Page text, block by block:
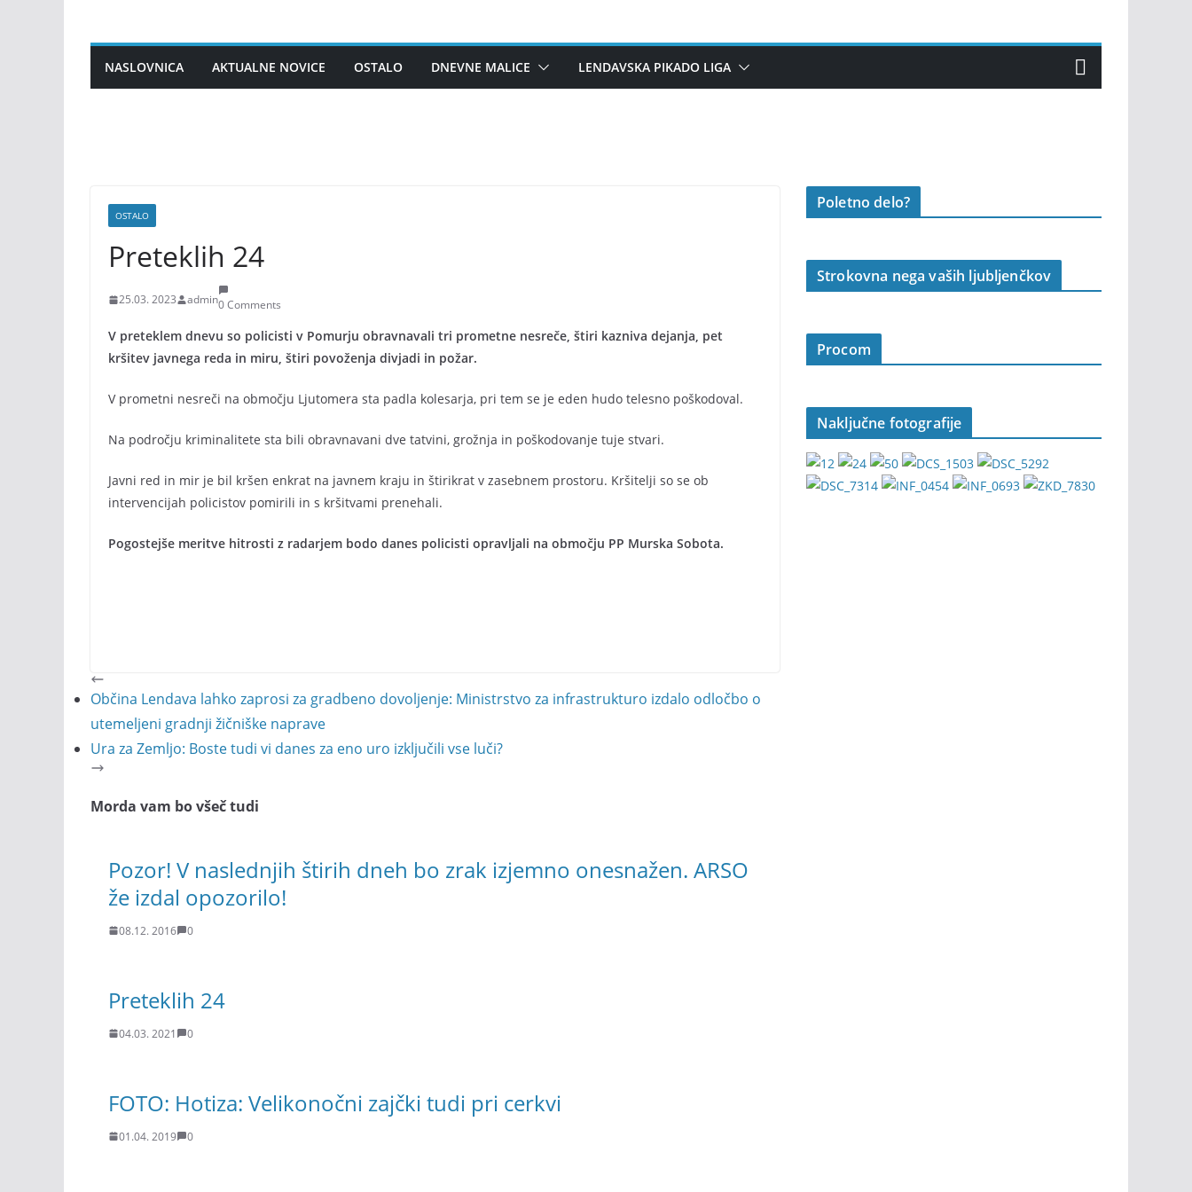
contentNASLOVNICA AKTUALNE NOVICE OSTALO DNEVNE MALICE LENDAVSKA PIKADO LIGA
OSTALO
Preteklih 24
25.03. 2023 admin0 Comments
V preteklem dnevu so policisti v Pomurju obravnavali tri prometne nesreče, štiri kazniva dejanja, pet
kršitev javnega reda in miru, štiri povoženja divjadi in požar.
V prometni nesreči na območju Ljutomera sta padla kolesarja, pri tem se je eden hudo telesno poškodoval.
Na področju kriminalitete sta bili obravnavani dve tatvini, grožnja in poškodovanje tuje stvari.
Javni red in mir je bil kršen enkrat na javnem kraju in štirikrat v zasebnem prostoru. Kršitelji so se ob
intervencijah policistov pomirili in s kršitvami prenehali.
Pogostejše meritve hitrosti z radarjem bodo danes policisti opravljali na območju PP Murska Sobota.
Občina Lendava lahko zaprosi za gradbeno dovoljenje: Ministrstvo za infrastrukturo izdalo odločbo o
utemeljeni gradnji žičniške naprave
Ura za Zemljo: Boste tudi vi danes za eno uro izključili vse luči?
Morda vam bo všeč tudi
Pozor! V naslednjih štirih dneh bo zrak izjemno onesnažen. ARSO
že izdal opozorilo!
08.12. 2016 0
Preteklih 24
04.03. 2021 0
FOTO: Hotiza: Velikonočni zajčki tudi pri cerkvi
01.04. 2019 0
Poletno delo?
Strokovna nega vaših ljubljenčkov
Procom
Naključne fotografije